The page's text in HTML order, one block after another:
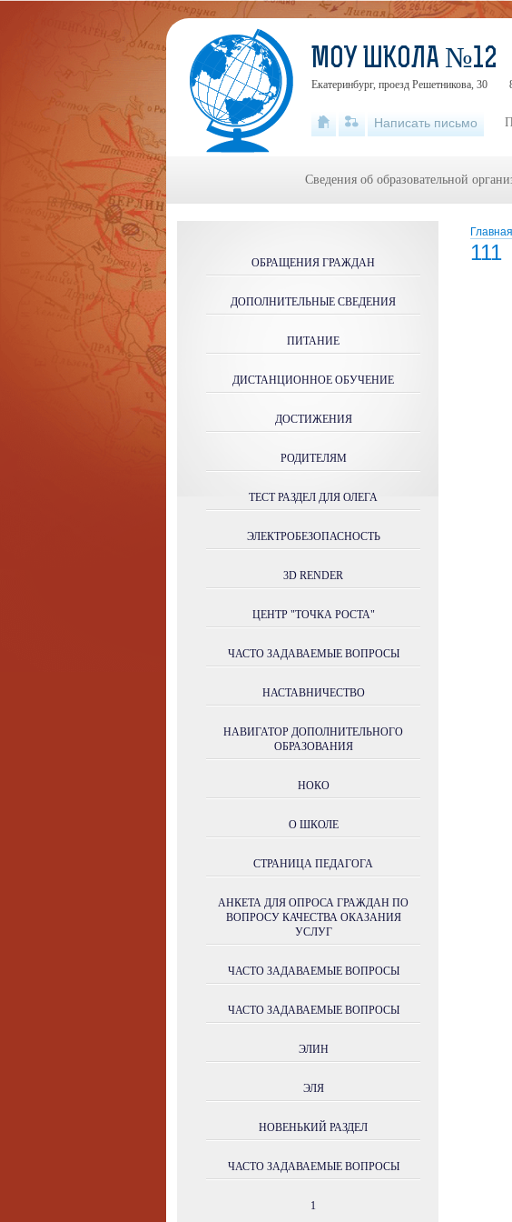
Главная
111
ОБРАЩЕНИЯ ГРАЖДАН
ДОПОЛНИТЕЛЬНЫЕ СВЕДЕНИЯ
ПИТАНИЕ
ДИСТАНЦИОННОЕ ОБУЧЕНИЕ
ДОСТИЖЕНИЯ
РОДИТЕЛЯМ
ТЕСТ РАЗДЕЛ ДЛЯ ОЛЕГА
ЭЛЕКТРОБЕЗОПАСНОСТЬ
3D RENDER
ЦЕНТР "ТОЧКА РОСТА"
ЧАСТО ЗАДАВАЕМЫЕ ВОПРОСЫ
НАСТАВНИЧЕСТВО
НАВИГАТОР ДОПОЛНИТЕЛЬНОГО
ОБРАЗОВАНИЯ
НОКО
О ШКОЛЕ
СТРАНИЦА ПЕДАГОГА
АНКЕТА ДЛЯ ОПРОСА ГРАЖДАН ПО
ВОПРОСУ КАЧЕСТВА ОКАЗАНИЯ
УСЛУГ
ЧАСТО ЗАДАВАЕМЫЕ ВОПРОСЫ
ЧАСТО ЗАДАВАЕМЫЕ ВОПРОСЫ
ЭЛИН
ЭЛЯ
НОВЕНЬКИЙ РАЗДЕЛ
ЧАСТО ЗАДАВАЕМЫЕ ВОПРОСЫ
1
МОУ ШКОЛА №12
Екатеринбург, проезд Решетникова, 30
Написать письмо
Сведения об образовательной